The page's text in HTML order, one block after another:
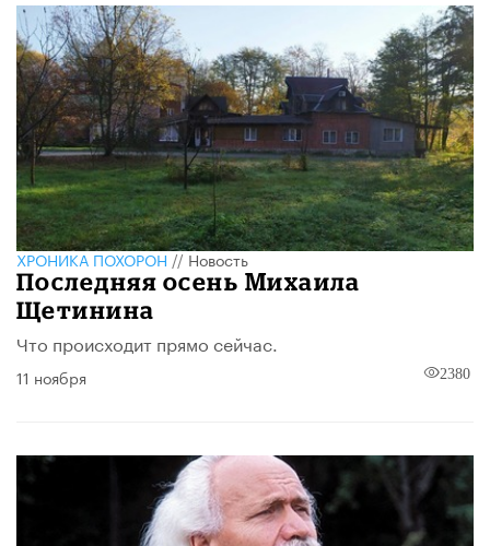
ХРОНИКА ПОХОРОН//Новость
Последняя осень Михаила
Щетинина
Что происходит прямо сейчас.
11 ноября 2380